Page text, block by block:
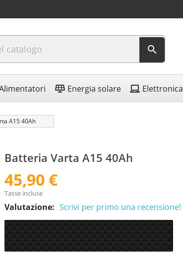

Energia solare Elettronica
A15 40Ah
Batteria Varta A15 40Ah
45,90 €
Tasse incluse
Valutazione: Scrivi per primo una recensione!